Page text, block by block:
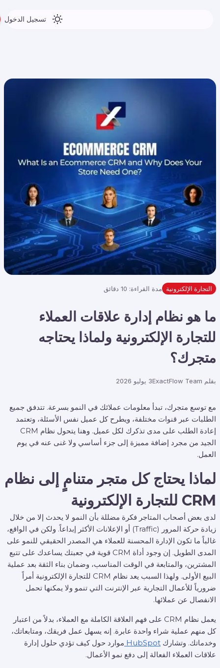
تسجيل الدخول
التجارة الإلكترونية مدة القراءة: 10 دقائق
ما هو نظام إدارة علاقات العملاء
للتجارة الإلكترونية ولماذا يحتاجه
متجرك؟
بقلم ExactFlow Team3 يوليو 2026
مع توسع متجرك، تبدأ معلومات عملائك في النمو بسرعة. تتدفق جميع
الطلبات عبر قنوات مختلفة، ويطرح كل عميل نفس الأسئلة، وتعتمد
إعادة الطلب على مدى تذكرك لكل عميل. وهنا يتحول نظام CRM
الجيد من مجرد إضافة مميزة إلى جزء أساسي ولا غنى عنه في يوم
العمل.
لماذا يحتاج كل متجر متنامٍ إلى نظام
CRM للتجارة الإلكترونية
لدى بعض أصحاب المتاجر فكرة مضللة بأن النمو لا يحدث إلا من خلال
زيادة حركة المرور (Traffic) أو الإعلانات الأكثر إبداعاً. ولكن في الواقع،
غالباً ما تكون الإدارة المحسنة للعملاء هي المصدر الحقيقي للنمو على
المدى الطويل. إن وجود أداة CRM قوية في جعبتك يساعدك على تتبع
المشترين، والمتابعة في الوقت المناسب، وضمان بناء الثقة بعد عملية
البيع الأولى. ولهذا السبب يعد نظام CRM للتجارة الإلكترونية أمراً
ضرورياً للأعمال التجارية عبر الإنترنت التي تنمو ولا يمكنها تحمل
الانفصال عن عملائها.
يعمل نظام CRM على فهم العلاقة الكاملة مع العملاء، بدلاً من اعتبار
كل منهم عملية شراء واحدة عابرة. إنه يسهل عمل فريقك، ومتابعاتك،
وخدماتك. وتشارك HubSpot موارد حول كيف تؤدي حلول إدارة
علاقات العملاء الفعالة إلى دفع نمو الأعمال.